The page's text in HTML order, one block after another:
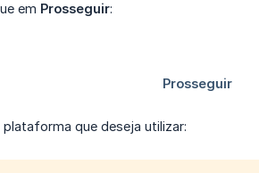
em Prosseguir:
plataforma que deseja utilizar: